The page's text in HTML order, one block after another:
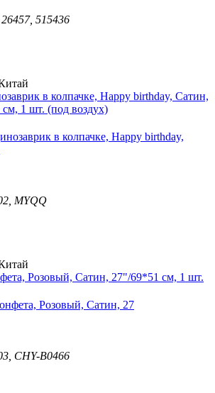
515436
в колпачке, Happy birthday, Сатин,
1 шт. (под воздух)
MYQQ
Розовый, Сатин, 27"/69*51 см, 1 шт.
CHY-B0466